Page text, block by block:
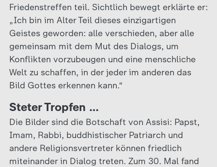
Friedenstreffen teil. Sichtlich bewegt erklärte er:
„Ich bin im Alter Teil dieses einzigartigen
Geistes geworden: alle verschieden, aber alle
gemeinsam mit dem Mut des Dialogs, um
Konflikten vorzubeugen und eine menschliche
Welt zu schaffen, in der jeder im anderen das
Bild Gottes erkennen kann.“
Steter Tropfen …
Die Bilder sind die Botschaft von Assisi: Papst,
Imam, Rabbi, buddhistischer Patriarch und
andere Religionsvertreter können friedlich
miteinander in Dialog treten. Zum 30. Mal fand